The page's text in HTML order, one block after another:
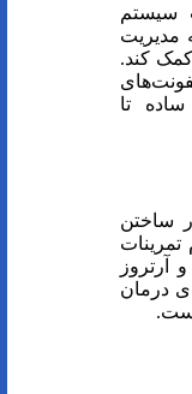
سیستم
مدیریت
کند.
تا
ساختن
آرتروز
درمان